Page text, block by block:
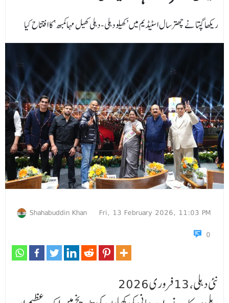
ریکھا گپتا نے چھترسال اسٹیڈیم میں ’کھیلو دہلی - دہلی کھیل مہاکمبھ‘ کا افتتاح کیا
Shahabuddin Khan
Fri, 13 February 2026, 11:03 PM
0
نئی دہلی، 13 فروری 2026